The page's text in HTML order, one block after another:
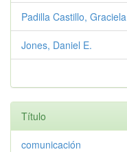
Padilla Castillo, Graciela
Jones, Daniel E.
Título
comunicación